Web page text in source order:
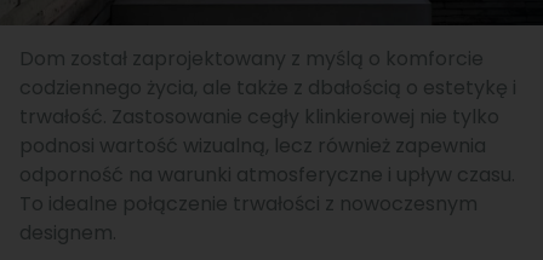
Dom został zaprojektowany z myślą o komforcie
codziennego życia, ale także z dbałością o estetykę i
trwałość. Zastosowanie cegły klinkierowej nie tylko
podnosi wartość wizualną, lecz również zapewnia
odporność na warunki atmosferyczne i upływ czasu.
To idealne połączenie trwałości z nowoczesnym
designem.